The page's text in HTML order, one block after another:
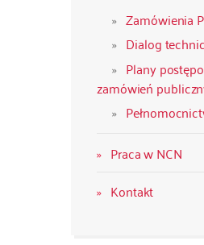
Zamówienia
Dialog
Plany
zamówień
Praca w NCN
Kontakt